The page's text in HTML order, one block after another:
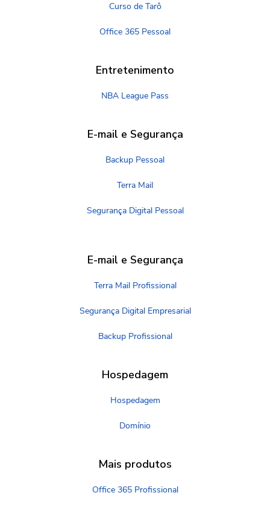
Curso de Tarô
Office 365 Pessoal
Entretenimento
NBA League Pass
E-mail e Segurança
Backup Pessoal
Terra Mail
Segurança Digital Pessoal
E-mail e Segurança
Terra Mail Profissional
Segurança Digital Empresarial
Backup Profissional
Hospedagem
Hospedagem
Domínio
Mais produtos
Office 365 Profissional